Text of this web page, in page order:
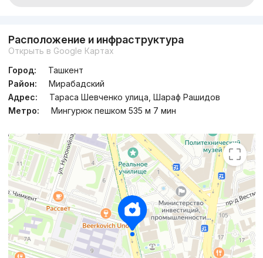
Расположение и инфраструктура
Открыть в Google Картах
Город:
Ташкент
Район:
Мирабадский
Адрес:
Тараса Шевченко улица, Шараф Рашидов
Метро:
Мингурюк пешком 535 м 7 мин